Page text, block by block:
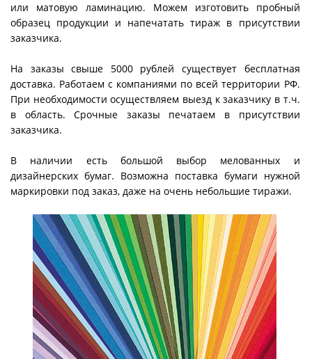
или матовую ламинацию. Можем изготовить пробный
образец продукции и напечатать тираж в присутствии
заказчика.
На заказы свыше 5000 рублей существует бесплатная
доставка. Работаем с компаниями по всей территории РФ.
При необходимости осуществляем выезд к заказчику в т.ч.
в область. Срочные заказы печатаем в присутствии
заказчика.
В наличии есть большой выбор мелованных и
дизайнерских бумаг. Возможна поставка бумаги нужной
маркировки под заказ, даже на очень небольшие тиражи.